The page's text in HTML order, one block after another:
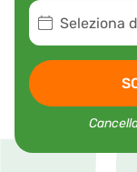
Seleziona